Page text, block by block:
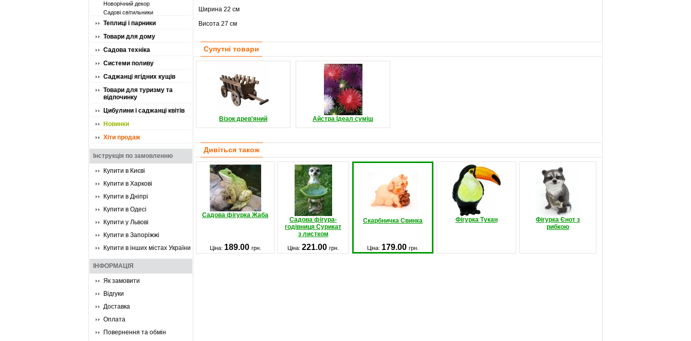
Новорічний декор
Садові світильники
Теплиці і парники
Товари для дому
Садова техніка
Системи поливу
Саджанці ягідних кущів
Товари для туризму та
відпочинку
Цибулини і саджанці квітів
Новинки
Хіти продаж
Інструкція по замовленню
Купити в Києві
Купити в Харкові
Купити в Дніпрі
Купити в Одесі
Купити у Львові
Купити в Запоріжжі
Купити в інших містах України
ІНФОРМАЦІЯ
Як замовити
Відгуки
Доставка
Оплата
Повернення та обмін
Ширина 22 см
Висота 27 см
Супутні товари
Візок древ'яний Айстра Ідеал суміш
Дивіться також
Садова фігурка Жаба
Садова фігура-
годівниця Сурикат
з листком
Скарбничка Свинка Фігурка Тукан
Фігурка Єнот з
рибкою
Ціна: 189.00 грн. Ціна: 221.00 грн. Ціна: 179.00 грн.